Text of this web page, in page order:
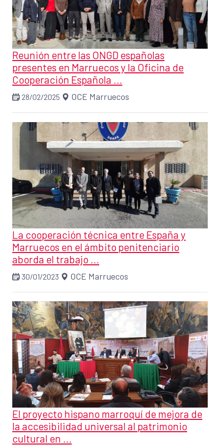
Reunión entre las ONGD españolas
presentes en Marruecos y la Oficina de
Cooperación Española ...
28/02/2025 OCE Marruecos
La cooperación técnica entre España y
Marruecos en el ámbito penitenciario
aborda el trabajo ...
30/01/2023 OCE Marruecos
El proyecto hispano marroquí de mejora de
la accesibilidad universal al patrimonio
cultural en ...